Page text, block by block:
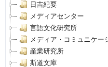
日吉紀要
メディアセンター
言語文化研究所
メディア・コミュニケー
産業研究所
斯道文庫